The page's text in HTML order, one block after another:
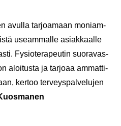
avul­la tar­joa­maan mo­niam­
useam­mal­le asiak­kaal­le
Fy­sio­te­ra­peu­tin suo­ra­vas­
aloi­tus­ta ja tar­jo­aa am­mat­ti­
ker­too ter­veys­pal­ve­lu­jen